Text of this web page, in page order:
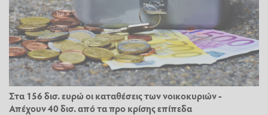
Στα 156 δισ. ευρώ οι καταθέσεις των νοικοκυριών -
Απέχουν 40 δισ. από τα προ κρίσης επίπεδα